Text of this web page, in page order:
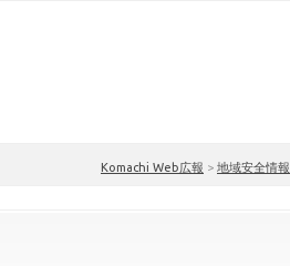
Komachi Web広報 > 地域安全情報